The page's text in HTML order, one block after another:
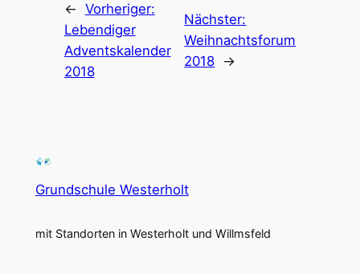
← Vorheriger:
Lebendiger
Adventskalender
2018
Nächster:
Weihnachtsforum
2018 →
Grundschule Westerholt
mit Standorten in Westerholt und Willmsfeld